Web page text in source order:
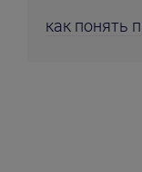
как понять